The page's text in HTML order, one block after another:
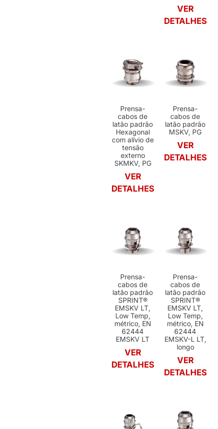
VER
DETALHES
Prensa-
cabos de
latão padrão
Hexagonal
com alívio de
tensão
externo
SKMKV, PG
VER
DETALHES
Prensa-
cabos de
latão padrão
MSKV, PG
VER
DETALHES
Prensa-
cabos de
latão padrão
SPRINT®
EMSKV LT,
Low Temp,
métrico, EN
62444
EMSKV LT
VER
DETALHES
Prensa-
cabos de
latão padrão
SPRINT®
EMSKV LT,
Low Temp,
métrico, EN
62444
EMSKV-L LT,
longo
VER
DETALHES